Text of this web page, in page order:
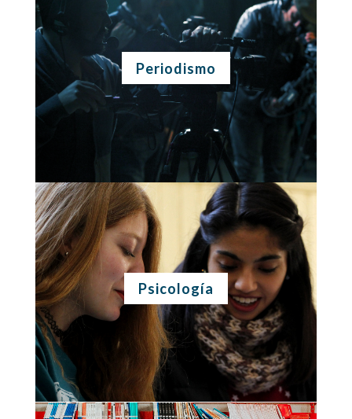
Periodismo
Psicología